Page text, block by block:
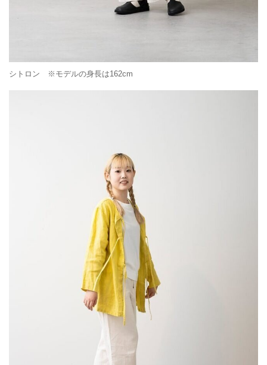
シトロン ※モデルの身長は162cm